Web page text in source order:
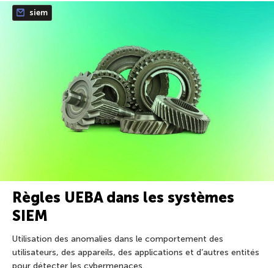
siem
Règles UEBA dans les systèmes
SIEM
Utilisation des anomalies dans le comportement des
utilisateurs, des appareils, des applications et d’autres entités
pour détecter les cybermenaces.